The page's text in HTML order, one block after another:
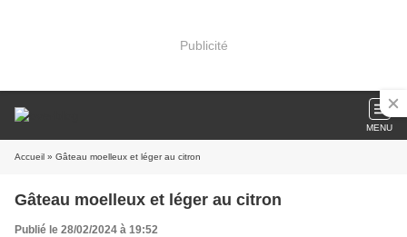
Publicité
MENU
Accueil » Gâteau moelleux et léger au citron
Gâteau moelleux et léger au citron
Publié le 28/02/2024 à 19:52